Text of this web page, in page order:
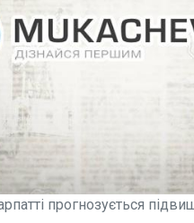
прогнозується